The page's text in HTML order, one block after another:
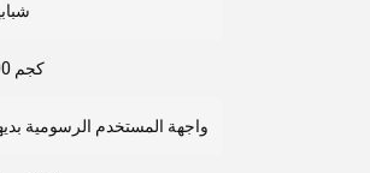
500 كجم
واجهة المستخدم الرسومية